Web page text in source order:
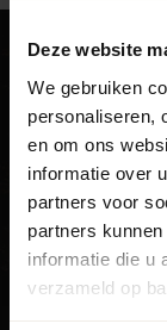
Deze website
We gebruiken
personaliseren,
en om ons
informatie over
partners voor
partners
informatie die u
verzameld op
Bezoek
center
8181
038